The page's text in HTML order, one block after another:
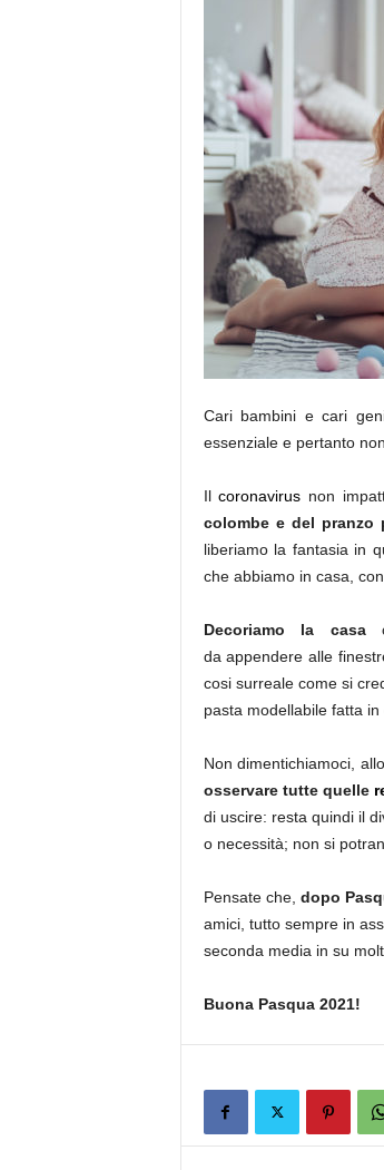
Cari bambini e cari
essenziale e pertanto
Ilcoronavirus non
colombe e del pranzo
liberiamo la fantasia in
che abbiamo in casa,
Decoriamo la casa
da appendere alle
cosi surreale come si
pasta modellabile fatta in
Non dimentichiamoci,
osservare tutte quelle
di uscire: resta quindi il
o necessità; non si
Pensate che, dopo
amici, tutto sempre in
seconda media in su
Buona Pasqua 2021!